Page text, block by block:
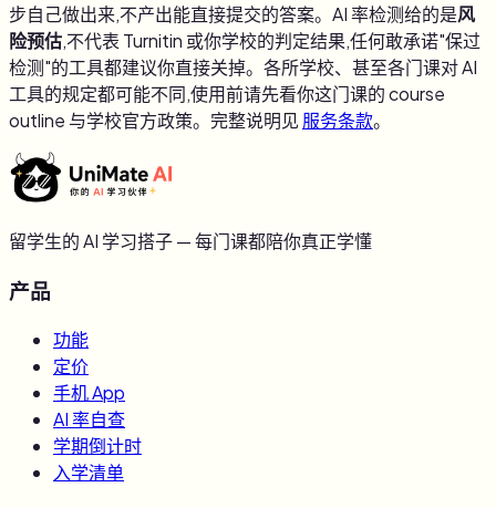
步自己做出来,不产出能直接提交的答案。AI 率检测给的是风
险预估,不代表 Turnitin 或你学校的判定结果,任何敢承诺"保过
检测"的工具都建议你直接关掉。各所学校、甚至各门课对 AI
工具的规定都可能不同,使用前请先看你这门课的 course
outline 与学校官方政策。完整说明见 服务条款。
留学生的 AI 学习搭子 — 每门课都陪你真正学懂
产品
功能
定价
手机 App
AI 率自查
学期倒计时
入学清单